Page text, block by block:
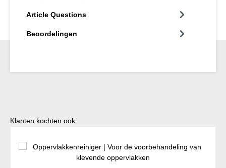
Article Questions
Beoordelingen
Productgalerij overslaan
Klanten kochten ook